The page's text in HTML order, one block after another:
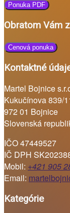
Ponuka PDF
Obratom Vám
Cenová ponuka
Kontaktné
Martel Bojnice
Kukučínova 839/
972 01 Bojnice
Slovenská
IČO 47449527
IČ DPH
Mobil: +421 905
Email:
Kategórie